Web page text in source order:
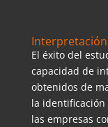
El éxito del
capacidad de
obtenidos de
la
las empresas